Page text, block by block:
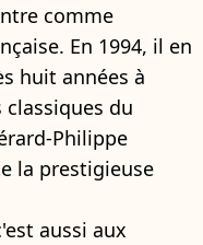
comme
En 1994, il en
huit années à
du
Philippe
la prestigieuse
aussi aux